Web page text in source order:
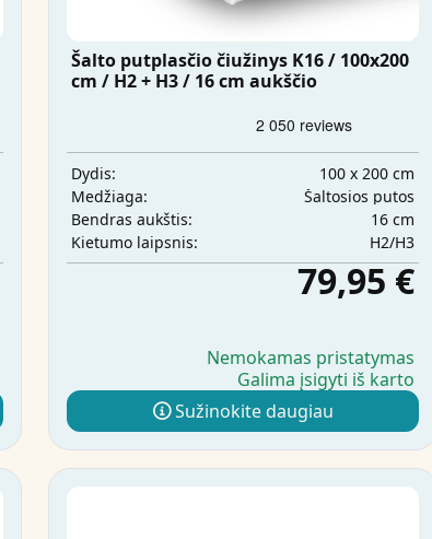
Šalto putplasčio čiužinys K16 / 100x200
cm / H2 + H3 / 16 cm aukščio
Dydis:
100 x 200 cm
Medžiaga:
Šaltosios putos
Bendras aukštis:
16 cm
Kietumo laipsnis:
H2/H3
79,95 €
Nemokamas pristatymas
Galima įsigyti iš karto
Sužinokite daugiau